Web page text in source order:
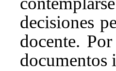
decisiones
docente.
documentos